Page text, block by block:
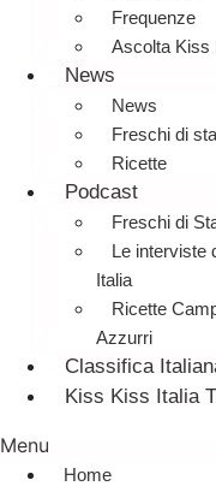
Frequenze
Ascolta Kiss
News
News
Freschi di
Ricette
Podcast
Freschi di
Le interviste
Italia
Ricette
Azzurri
Classifica
Kiss Kiss Italia
Menu
Home